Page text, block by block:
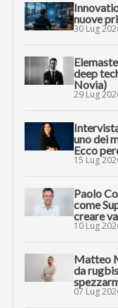
nuove
30 Lug
deep
Novia)
29 Lug
uno dei
Ecco
15 Lug
Paolo
come
creare
10 Lug
Matteo
da
07 Lug